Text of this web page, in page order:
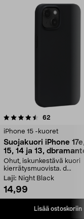
62
iPhone 15 -kuoret
Suojakuori iPhone
15, 14 ja 13,
Greenland
Ohut, iskunkestävä kuori
kierrätysmuovista. d...
Laji: Night Black
14,99
Lisää ostoskoriin
4.5 viidestä